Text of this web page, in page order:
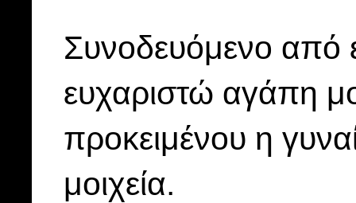
Συνοδευόμενο από
ευχαριστώ αγάπη
προκειμένου η
μοιχεία.